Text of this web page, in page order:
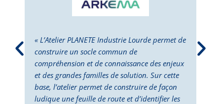
« L’Atelier PLANETE Industrie Lourde permet de
construire un socle commun de
compréhension et de connaissance des enjeux
et des grandes familles de solution. Sur cette
base, l’atelier permet de construire de façon
ludique une feuille de route et d’identifier les